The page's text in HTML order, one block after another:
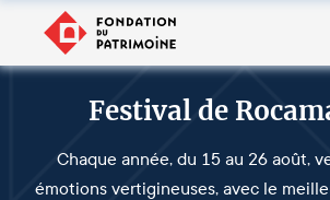
Festival de
Chaque année, du 15 au 26 août,
émotions vertigineuses, avec le